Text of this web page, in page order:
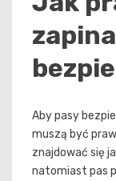
Aby pasy
muszą być
znajdować się
natomiast pas